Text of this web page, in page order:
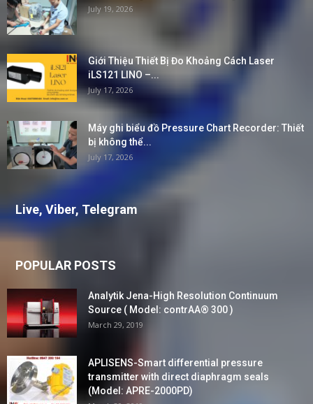
July 19, 2026
Giới Thiệu Thiết Bị Đo Khoảng Cách Laser
iLS121 LINO –...
July 17, 2026
Máy ghi biểu đồ Pressure Chart Recorder: Thiết
bị không thể...
July 17, 2026
Live, Viber, Telegram
POPULAR POSTS
Analytik Jena-High Resolution Continuum
Source ( Model: contrAA® 300 )
March 29, 2019
APLISENS-Smart differential pressure
transmitter with direct diaphragm seals
(Model: APRE-2000PD)